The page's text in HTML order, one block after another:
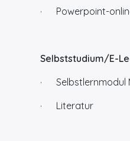
· Powerpoint-
Selbststudium/E-
· Selbstlernmodul
· Literatur